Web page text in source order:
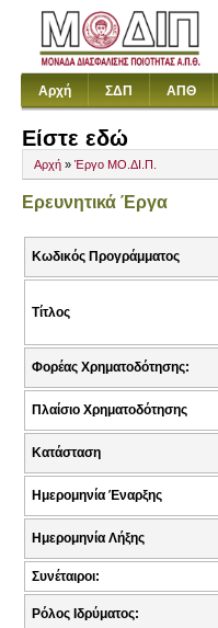
Αρχή ΣΔΠ ΑΠΘ
Είστε εδώ
Αρχή » Έργο ΜΟ.ΔΙ.Π.
Ερευνητικά Έργα
Κωδικός Προγράμματος
Τίτλος
Φορέας Χρηματοδότησης:
Πλαίσιο Χρηματοδότησης
Κατάσταση
Ημερομηνία Έναρξης
Ημερομηνία Λήξης
Συνέταιροι:
Ρόλος Ιδρύματος: